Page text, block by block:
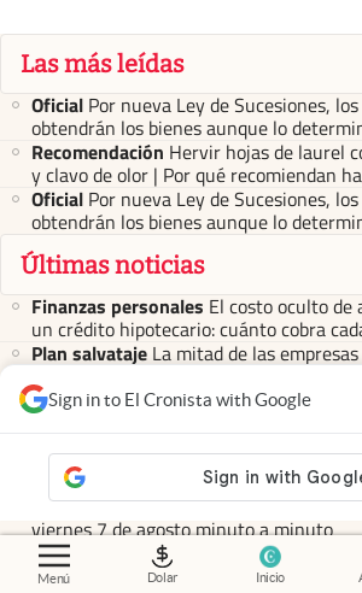
Menú Dolar Inicio
Sign in to El Cronista with Google
Las más leídas
Oficial Por nueva Ley de Sucesiones,
obtendrán los bienes aunque lo
Recomendación Hervir hojas de laurel
y clavo de olor | Por qué recomiendan
Oficial Por nueva Ley de Sucesiones,
obtendrán los bienes aunque lo
Últimas noticias
Finanzas personales El costo oculto de
un crédito hipotecario: cuánto cobra
Plan salvataje La mitad de las
Mercado inmobiliario Cómo elegir un
claves que hay que mirar antes de tomar
Cotizaciones
MercadosDólar hoy y dólar blue hoy:
viernes 7 de agosto minuto a minuto
Decisión clave
BCRA frente a un
mantener el dólar sub $ 1500